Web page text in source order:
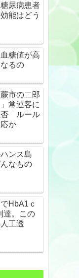
尿病患者
能はどう
糖値が高
るの
市の二郎
常連客に
否 ルール
か
ンス島
んなもの
HbA1ｃ
達。この
工透